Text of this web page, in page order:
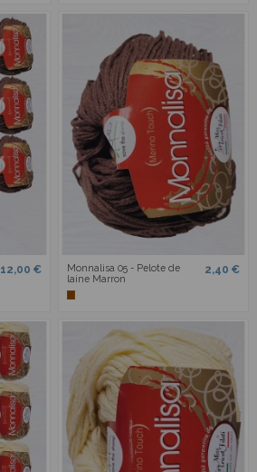
12,00 €
Monnalisa 05 - Pelote de
laine Marron
2,40 €